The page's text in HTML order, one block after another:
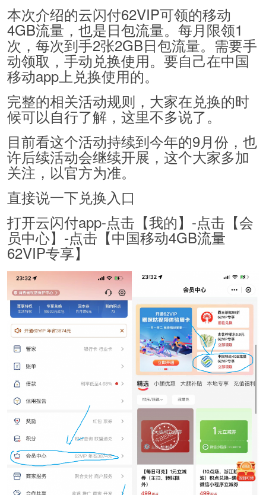
本次介绍的云闪付62VIP可领的移动
4GB流量，也是日包流量。每月限领1
次，每次到手2张2GB日包流量。需要手
动领取，手动兑换使用。要自己在中国
移动app上兑换使用的。
完整的相关活动规则，大家在兑换的时
候可以自行了解，这里不多说了。
目前看这个活动持续到今年的9月份，也
许后续活动会继续开展，这个大家多加
关注，以官方为准。
直接说一下兑换入口
打开云闪付app-点击【我的】-点击【会
员中心】-点击【中国移动4GB流量
62VIP专享】